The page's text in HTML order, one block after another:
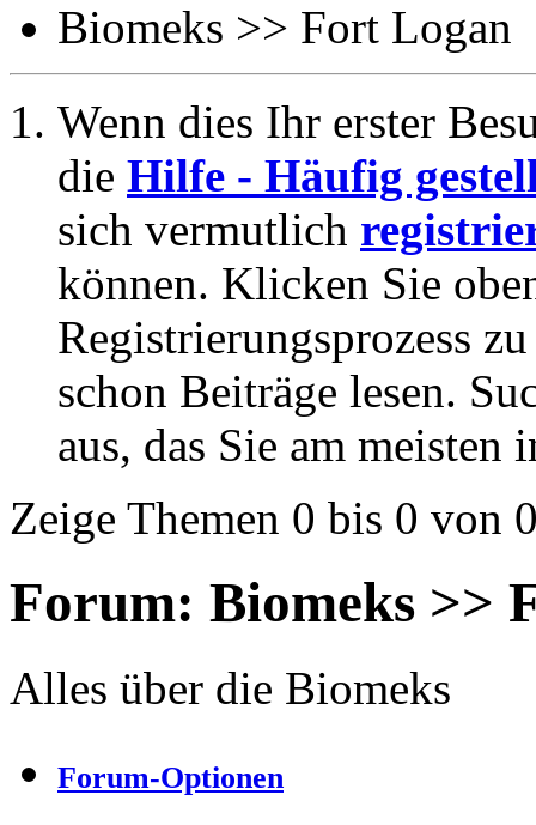
Biomeks >> Fort Logan
Wenn dies Ihr erster
die Hilfe - Häufig
sich vermutlich
können. Klicken Sie
Registrierungsprozess
schon Beiträge lesen.
aus, das Sie am meisten
Zeige Themen 0 bis 0 von
Forum: Biomeks >>
Alles über die Biomeks
Forum-Optionen